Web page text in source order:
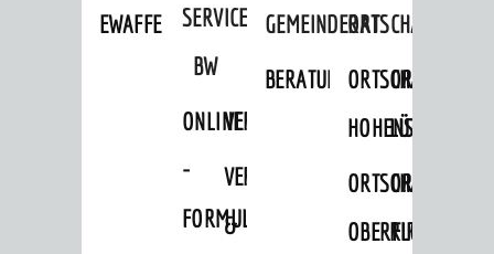
EWAFFE
SERVICE
BW
ONLINE
-
FORMULARE
VERFAHRENSBESCHREIBUNG
VERSORGUNG
&
GEMEINDERAT
BERATUNGSERGEBNISSE
ORTSCHAFTSRÄTE
ORTSCHAFTSRAT
HOHENSACHSEN
ORTSCHAFTSRAT